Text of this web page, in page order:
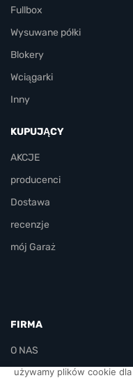
używamy plików cookie
Fullbox
Wysuwane półki
Blokery
Wciągarki
Inny
KUPUJĄCY
AKCJE
producenci
Dostawa
recenzje
mój Garaż
FIRMA
O NAS
KONTAKT